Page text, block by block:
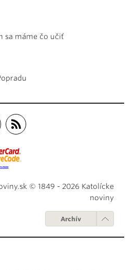
sa máme čo učiť
© 1849 - 2026 Katolícke
noviny
Archív